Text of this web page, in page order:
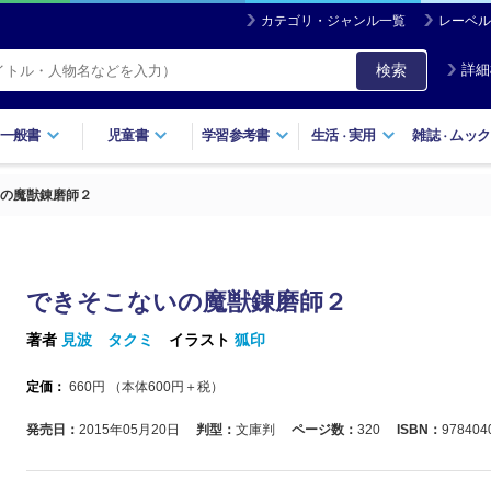
カテゴリ・ジャンル一覧 レーベ
検索 詳
一般書 児童書 学習参考書 生活・実用 雑誌・ ムック
魔獣錬磨師２
できそこないの魔獣錬磨師２
著者 見波 タクミ イラスト 狐印
定価： 660円 （本体600円＋税）
発売日： 2015年05月20日 判型： 文庫判 ページ数： 320 ISBN：